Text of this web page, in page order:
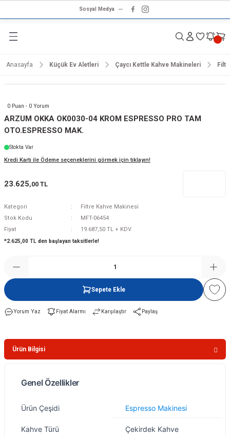
Sosyal Medya
Geri Dön
Geri Dön
Geri Dön
Ürünleri
Geri Dön
& Ses Sistemleri
Geri Dön
Geri Dön
Geri Dön
Anasayfa Küçük Ev Aletleri Çaycı Kettle Kahve Makineleri
0 Puan - 0 Yorum
ARZUM OKKA OK0030-04 KROM ESPRESSO PRO TAM
OTO.ESPRESSO MAK.
Stokta Var
Kredi Kartı ile Ödeme seçeneklerini görmek için tıklayın!
23.625,00 TL
Kategori
Filtre Kahve Makinesi
Stok Kodu
MFT-06454
Fiyat
19.687,50 TL + KDV
*2.625,00 TL den başlayan taksitlerle!
Sepete Ekle
Yorum Yaz Fiyat Alarmı Karşılaştır Paylaş
Ürün Bilgisi
Genel Özellikler
Özellik Değer
Ürün Çeşidi Espresso Makinesi
Kahve Türü Çekirdek Kahve